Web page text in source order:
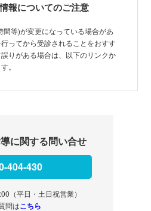
報についてのご注意
等)が変更になっている場合があ
ってから受診されることをおすす
りがある場合は、以下のリンクか
。
に関する問い合せ
404-430
（平日・土日祝営業）
問はこちら